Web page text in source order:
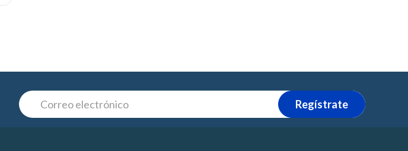
Regístrate